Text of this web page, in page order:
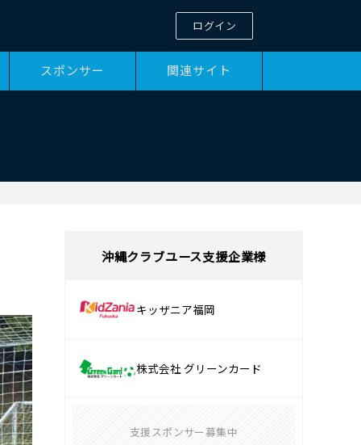
ログイン
スポンサー 関連サイト
沖縄クラブユース支援企業様
キッザニア福岡
株式会社 グリーンカード
支援スポンサー募集中